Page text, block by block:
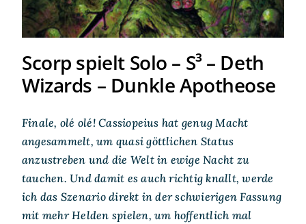
Scorp spielt Solo – S³ – Deth
Wizards – Dunkle Apotheose
Finale, olé olé! Cassiopeius hat genug Macht
angesammelt, um quasi göttlichen Status
anzustreben und die Welt in ewige Nacht zu
tauchen. Und damit es auch richtig knallt, werde
ich das Szenario direkt in der schwierigen Fassung
mit mehr Helden spielen, um hoffentlich mal